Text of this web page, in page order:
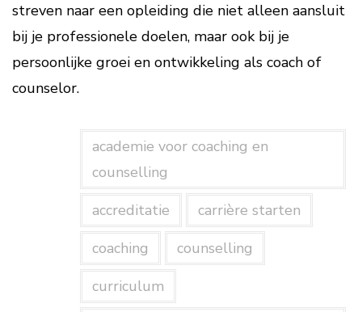
streven naar een opleiding die niet alleen aansluit
bij je professionele doelen, maar ook bij je
persoonlijke groei en ontwikkeling als coach of
counselor.
academie voor coaching en
counselling
accreditatie
carrière starten
coaching
counselling
curriculum